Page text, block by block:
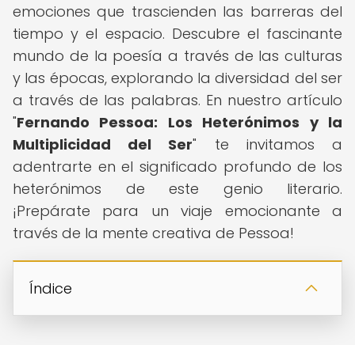
emociones que trascienden las barreras del
tiempo y el espacio. Descubre el fascinante
mundo de la poesía a través de las culturas
y las épocas, explorando la diversidad del ser
a través de las palabras. En nuestro artículo
"Fernando Pessoa: Los Heterónimos y la
Multiplicidad del Ser" te invitamos a
adentrarte en el significado profundo de los
heterónimos de este genio literario.
¡Prepárate para un viaje emocionante a
través de la mente creativa de Pessoa!
Índice